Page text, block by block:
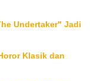
Undertaker" Jadi
Klasik dan